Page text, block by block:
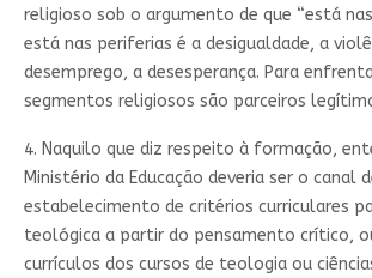
religioso sob o argumento de que “está
está nas periferias é a desigualdade, a
desemprego, a desesperança. Para
segmentos religiosos são parceiros
4. Naquilo que diz respeito à formação,
Ministério da Educação deveria ser o canal
estabelecimento de critérios curriculares
teológica a partir do pensamento crítico,
currículos dos cursos de teologia ou